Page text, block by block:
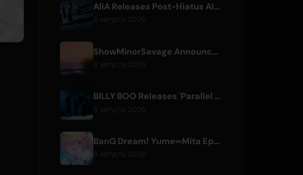
AliA Releases Post-Hiatus Album 'mate', Announces Tokyo Live
ShowMinorSavage Announces New Digital Single 'Gradation'
BILLY BOO Releases 'Parallel Night-EP' Featuring TV Drama Theme Song
BanG Dream! Yume∞Mita Episode 8 Live Clip Released